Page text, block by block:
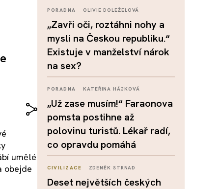
umělé
obejde
PORADNA OLIVIE DOLEŽELOVÁ
„Zavři oči, roztáhni nohy a
mysli na Českou republiku.“
Existuje v manželství nárok
na sex?
PORADNA KATEŘINA HÁJKOVÁ
„Už zase musím!“ Faraonova
pomsta postihne až
polovinu turistů. Lékař radí,
co opravdu pomáhá
CIVILIZACE ZDENĚK STRNAD
Deset největších českých